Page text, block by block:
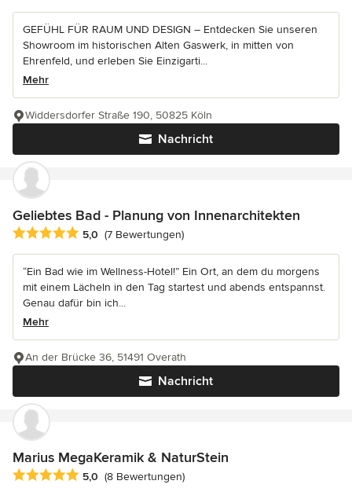
GEFÜHL FÜR RAUM UND DESIGN – Entdecken Sie unseren
Showroom im historischen Alten Gaswerk, in mitten von
Ehrenfeld, und erleben Sie Einzigarti...
Mehr
Nachricht
Widdersdorfer Straße 190, 50825 Köln
Geliebtes Bad - Planung von Innenarchitekten
Durchschnittliche Bewertung: 5 von 5 Sternen
5,0 (7 Bewertungen)
“Ein Bad wie im Wellness-Hotel!” Ein Ort, an dem du morgens
mit einem Lächeln in den Tag startest und abends entspannst.
Genau dafür bin ich...
Mehr
Nachricht
An der Brücke 36, 51491 Overath
Marius MegaKeramik & NaturStein
Durchschnittliche Bewertung: 5 von 5 Sternen
5,0 (8 Bewertungen)